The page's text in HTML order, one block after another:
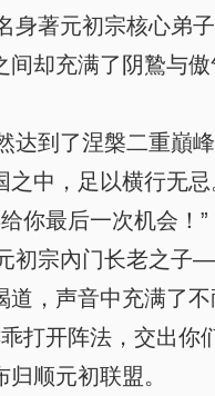
著元初宗核心弟
间却充满了阴鷙与傲
到了涅槃二重巔
中，足以横行无忌
你最后一次机会！”
初宗內门长老之子
，声音中充满了不
打开阵法，交出你
顺元初联盟。